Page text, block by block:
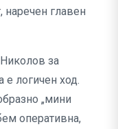
главен
за
логичен ход.
„мини
оперативна,